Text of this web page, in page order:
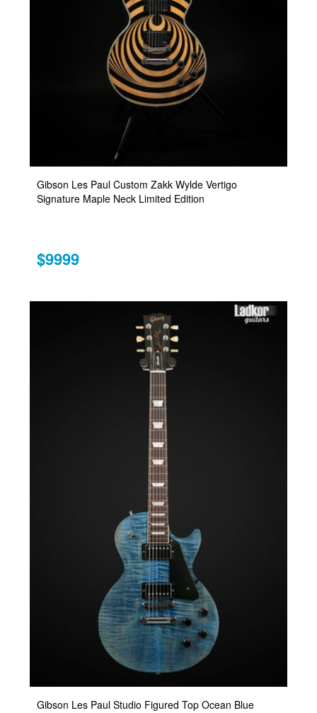
Gibson Les Paul Custom Zakk Wylde Vertigo
Signature Maple Neck Limited Edition
$9999
Gibson Les Paul Studio Figured Top Ocean Blue